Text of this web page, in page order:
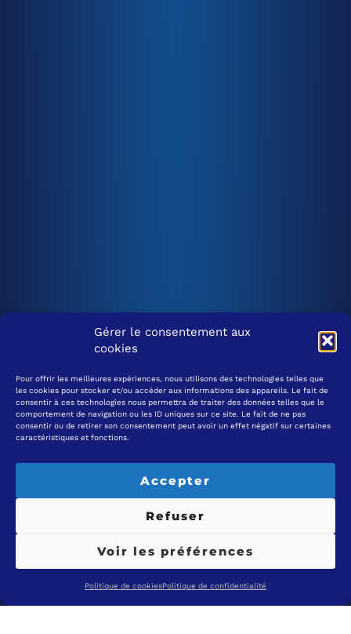
Gérer le consentement aux
cookies
Pour offrir les meilleures expériences, nous utilisons des technologies telles que
les cookies pour stocker et/ou accéder aux informations des appareils. Le fait de
consentir à ces technologies nous permettra de traiter des données telles que le
comportement de navigation ou les ID uniques sur ce site. Le fait de ne pas
consentir ou de retirer son consentement peut avoir un effet négatif sur certaines
caractéristiques et fonctions.
Accepter
Refuser
Voir les préférences
Politique de cookiesPolitique de confidentialité